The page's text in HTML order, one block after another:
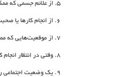
از علائم جسمی که
از انجام کارها یا
از موقعیت‌هایی که
وقتی در انتظار
یک وضعیت اجتماعی